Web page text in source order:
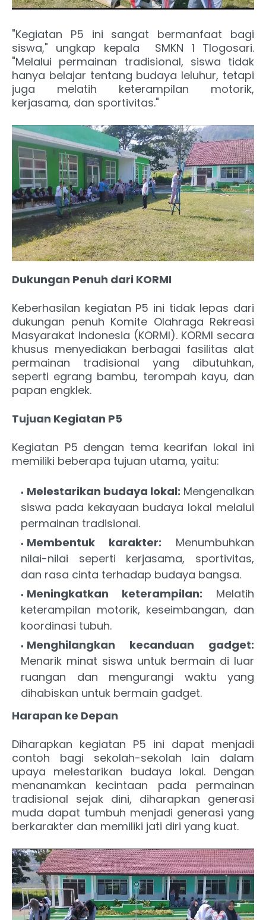
"Kegiatan P5 ini sangat bermanfaat bagi
siswa," ungkap kepala SMKN 1 Tlogosari.
"Melalui permainan tradisional, siswa tidak
hanya belajar tentang budaya leluhur, tetapi
juga melatih keterampilan motorik,
kerjasama, dan sportivitas."
Dukungan Penuh dari KORMI
Keberhasilan kegiatan P5 ini tidak lepas dari
dukungan penuh Komite Olahraga Rekreasi
Masyarakat Indonesia (KORMI). KORMI secara
khusus menyediakan berbagai fasilitas alat
permainan tradisional yang dibutuhkan,
seperti egrang bambu, terompah kayu, dan
papan engklek.
Tujuan Kegiatan P5
Kegiatan P5 dengan tema kearifan lokal ini
memiliki beberapa tujuan utama, yaitu:
Melestarikan budaya lokal: Mengenalkan
siswa pada kekayaan budaya lokal melalui
permainan tradisional.
Membentuk karakter: Menumbuhkan
nilai-nilai seperti kerjasama, sportivitas,
dan rasa cinta terhadap budaya bangsa.
Meningkatkan keterampilan: Melatih
keterampilan motorik, keseimbangan, dan
koordinasi tubuh.
Menghilangkan kecanduan gadget:
Menarik minat siswa untuk bermain di luar
ruangan dan mengurangi waktu yang
dihabiskan untuk bermain gadget.
Harapan ke Depan
Diharapkan kegiatan P5 ini dapat menjadi
contoh bagi sekolah-sekolah lain dalam
upaya melestarikan budaya lokal. Dengan
menanamkan kecintaan pada permainan
tradisional sejak dini, diharapkan generasi
muda dapat tumbuh menjadi generasi yang
berkarakter dan memiliki jati diri yang kuat.